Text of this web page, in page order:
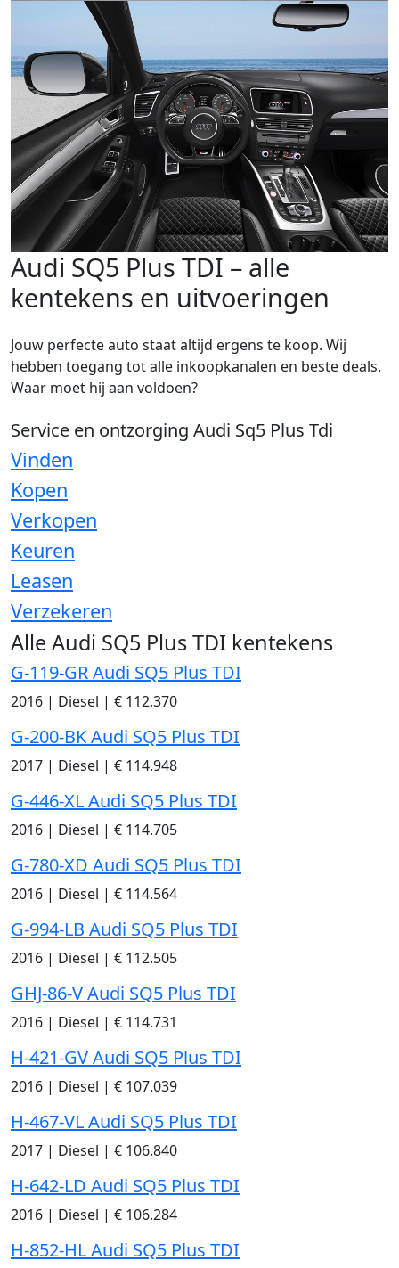
Audi SQ5 Plus TDI – alle
kentekens en uitvoeringen
Jouw perfecte auto staat altijd ergens te koop. Wij
hebben toegang tot alle inkoopkanalen en beste deals.
Waar moet hij aan voldoen?
Service en ontzorging Audi Sq5 Plus Tdi
Vinden
Kopen
Verkopen
Keuren
Leasen
Verzekeren
Alle Audi SQ5 Plus TDI kentekens
G-119-GR Audi SQ5 Plus TDI
2016 | Diesel | € 112.370
G-200-BK Audi SQ5 Plus TDI
2017 | Diesel | € 114.948
G-446-XL Audi SQ5 Plus TDI
2016 | Diesel | € 114.705
G-780-XD Audi SQ5 Plus TDI
2016 | Diesel | € 114.564
G-994-LB Audi SQ5 Plus TDI
2016 | Diesel | € 112.505
GHJ-86-V Audi SQ5 Plus TDI
2016 | Diesel | € 114.731
H-421-GV Audi SQ5 Plus TDI
2016 | Diesel | € 107.039
H-467-VL Audi SQ5 Plus TDI
2017 | Diesel | € 106.840
H-642-LD Audi SQ5 Plus TDI
2016 | Diesel | € 106.284
H-852-HL Audi SQ5 Plus TDI